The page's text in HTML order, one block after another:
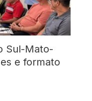
Sul-Mato-
e formato